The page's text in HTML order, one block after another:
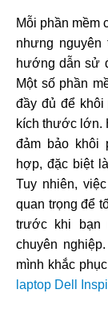
Mỗi phần mềm
nhưng
hướng dẫn sử
Một số phần
đầy đủ để
kích thước lớn.
đảm bảo khôi
hợp, đặc biệt
Tuy nhiên,
quan trọng để
trước khi bạn
chuyên
mình khắc
laptop Dell